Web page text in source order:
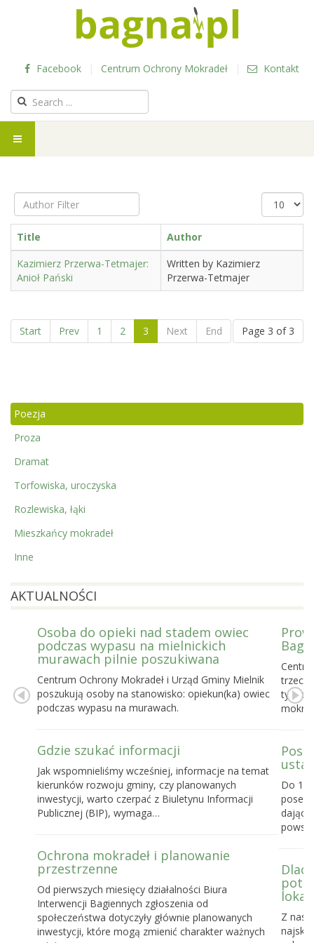
Facebook | Centrum Ochrony Mokradeł | Kontakt
Author
Filter
Display
#
Title
Author
Kazimierz Przerwa-Tetmajer:
Anioł Pański
Written by Kazimierz
Przerwa-Tetmajer
Page 3 of 3
Start Prev 1 2 3 Next End
Poezja
Proza
Dramat
Torfowiska, uroczyska
Rozlewiska, łąki
Mieszkańcy mokradeł
Inne
AKTUALNOŚCI
Osoba do opieki nad stadem owiec
podczas wypasu na mielnickich
murawach pilnie poszukiwana
Centrum Ochrony Mokradeł i Urząd Gminy Mielnik
poszukują osoby na stanowisko: opiekun(ka) owiec
podczas wypasu na murawach.
Gdzie szukać informacji
Jak wspomnieliśmy wcześniej, informacje na temat
kierunków rozwoju gminy, czy planowanych
inwestycji, warto czerpać z Biuletynu Informacji
Publicznej (BIP), wymaga…
Ochrona mokradeł i planowanie
przestrzenne
Od pierwszych miesięcy działalności Biura
Interwencji Bagiennych zgłoszenia od
społeczeństwa dotyczyły głównie planowanych
inwestycji, które mogą zmienić charakter ważnych
Do 16
Z